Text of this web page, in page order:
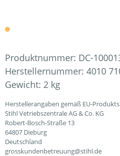
Produktnummer: DC-
Herstellernummer: 4010
Gewicht: 2 kg
Herstellerangaben gemäß EU-
Stihl Vetriebszentrale AG & Co. KG
Robert-Bosch-Straße 13
64807 Dieburg
Deutschland
grosskundenbetreuung@stihl.de